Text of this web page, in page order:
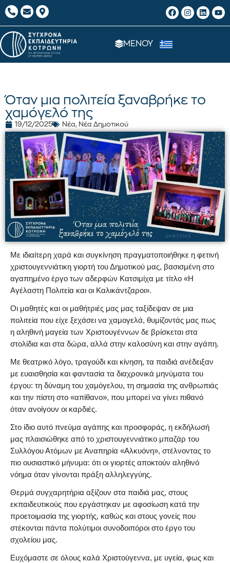
ΜΕΝΟΥ
Όταν μια πολιτεία ξαναβρήκε το
χαμόγελό της
19/12/2025 Νέα, Νέα Δημοτικού
Με ιδιαίτερη χαρά και συγκίνηση πραγματοποιήθηκε η φετινή
χριστουγεννιάτικη γιορτή του Δημοτικού μας, βασισμένη στο
αγαπημένο έργο των αδερφών Κατσιμίχα με τίτλο «Η
Αγέλαστη Πολιτεία και οι Καλικάντζαροι».
Οι μαθητές και οι μαθήτριές μας μας ταξίδεψαν σε μια
πολιτεία που είχε ξεχάσει να χαμογελά, θυμίζοντάς μας πως
η αληθινή μαγεία των Χριστουγέννων δε βρίσκεται στα
στολίδια και στα δώρα, αλλά στην καλοσύνη και στην αγάπη.
Με θεατρικό λόγο, τραγούδι και κίνηση, τα παιδιά ανέδειξαν
με ευαισθησία και φαντασία τα διαχρονικά μηνύματα του
έργου: τη δύναμη του χαμόγελου, τη σημασία της ανθρωπιάς
και την πίστη στο «απίθανο», που μπορεί να γίνει πιθανό
όταν ανοίγουν οι καρδιές.
Στο ίδιο αυτό πνεύμα αγάπης και προσφοράς, η εκδήλωσή
μας πλαισιώθηκε από το χριστουγεννιάτικο μπαζάρ του
Συλλόγου Ατόμων με Αναπηρία «Αλκυόνη», στέλνοντας το
πιο ουσιαστικό μήνυμα: ότι οι γιορτές αποκτούν αληθινό
νόημα όταν γίνονται πράξη αλληλεγγύης.
Θερμά συγχαρητήρια αξίζουν στα παιδιά μας, στους
εκπαιδευτικούς που εργάστηκαν με αφοσίωση κατά την
προετοιμασία της γιορτής, καθώς και στους γονείς που
στέκονται πάντα πολύτιμοι συνοδοιπόροι στο έργο του
σχολείου μας.
Ευχόμαστε σε όλους καλά Χριστούγεννα, με υγεία, φως και